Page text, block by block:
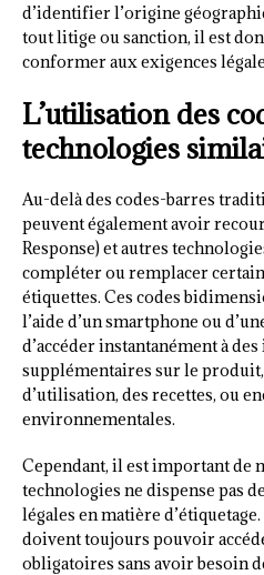
d’identifier l’origine
tout litige ou sanction, il est
conformer aux exigences
L’utilisation des
technologies
Au-delà des codes-barres
peuvent également avoir
Response) et autres
compléter ou remplacer
étiquettes. Ces codes
l’aide d’un smartphone ou
d’accéder instantanément à
supplémentaires sur le
d’utilisation, des recettes, ou
environnementales.
Cependant, il est important de
technologies ne dispense pas
légales en matière
doivent toujours pouvoir
obligatoires sans avoir besoin